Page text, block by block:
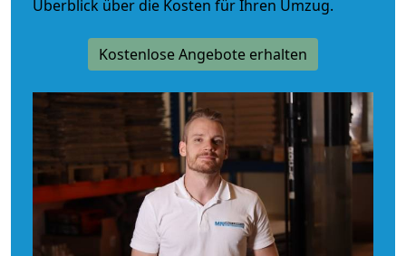
Überblick über die Kosten für Ihren Umzug.
Kostenlose Angebote erhalten